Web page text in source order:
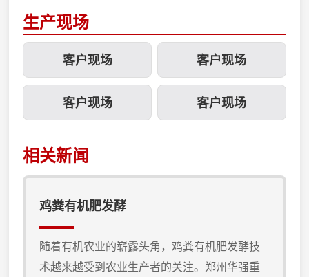
生产现场
客户现场 客户现场
客户现场 客户现场
相关新闻
鸡粪有机肥发酵
随着有机农业的崭露头角，鸡粪有机肥发酵技
术越来越受到农业生产者的关注。郑州华强重